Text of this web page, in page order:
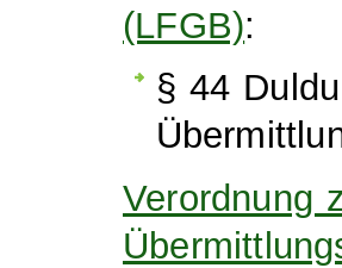
(LFGB):
§ 44
Verordnung